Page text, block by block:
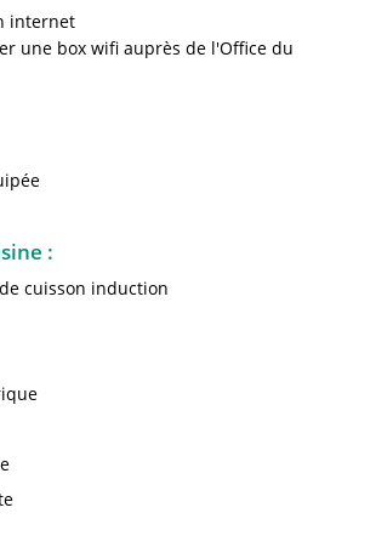
internet
une box wifi auprès de l'Office du
:
cuisson induction